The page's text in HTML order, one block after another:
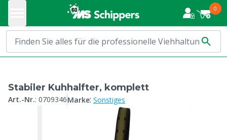
0
Stabiler Kuhhalfter, komplett
Art.-Nr.: 0709346Marke: Sonstiges